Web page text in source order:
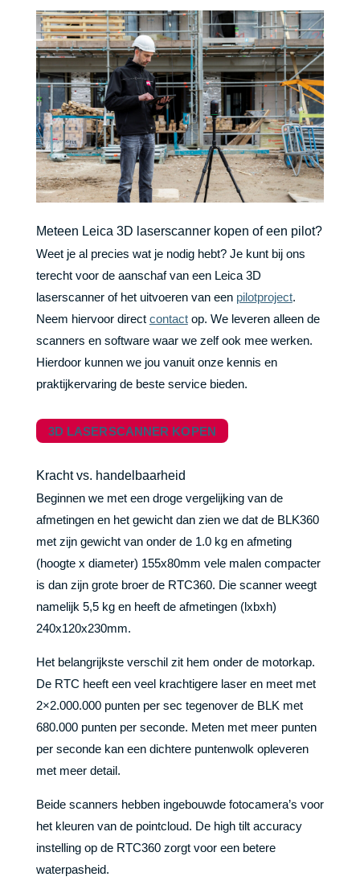
Meteen Leica 3D laserscanner kopen of een pilot?
Weet je al precies wat je nodig hebt? Je kunt bij ons
terecht voor de aanschaf van een Leica 3D
laserscanner of het uitvoeren van een pilotproject.
Neem hiervoor direct contactop. We leveren alleen de
scanners en software waar we zelf ook mee werken.
Hierdoor kunnen we jou vanuit onze kennis en
praktijkervaring de beste service bieden.
3D LASERSCANNER KOPEN
Kracht vs. handelbaarheid
Beginnen we met een droge vergelijking van de
afmetingen en het gewicht dan zien we dat de BLK360
met zijn gewicht van onder de 1.0 kg en afmeting
(hoogte x diameter) 155x80mm vele malen compacter
is dan zijn grote broer de RTC360. Die scanner weegt
namelijk 5,5 kg en heeft de afmetingen (lxbxh)
240x120x230mm.
Het belangrijkste verschil zit hem onder de motorkap.
De RTC heeft een veel krachtigere laser en meet met
2×2.000.000 punten per sec tegenover de BLK met
680.000 punten per seconde. Meten met meer punten
per seconde kan een dichtere puntenwolk opleveren
met meer detail.
Beide scanners hebben ingebouwde fotocamera’s voor
het kleuren van de pointcloud. De high tilt accuracy
instelling op de RTC360 zorgt voor een betere
waterpasheid.